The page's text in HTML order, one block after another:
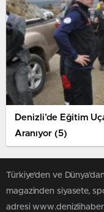
Denizli’de Eğitim
Aranıyor (5)
Türkiye'den ve
magazinden siyasete,
adresi